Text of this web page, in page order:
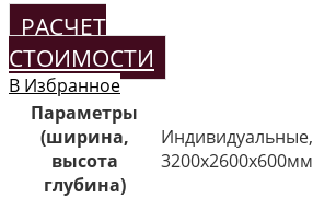
РАСЧЕТ
СТОИМОСТИ
В Избранное
Параметры
(ширина,
высота
глубина)
Индивидуальные,
3200х2600х600мм